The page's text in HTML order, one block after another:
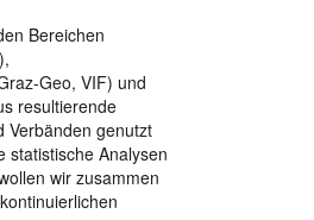
Bereichen
Geo, VIF) und
resultierende
Verbänden genutzt
statistische Analysen
wir zusammen